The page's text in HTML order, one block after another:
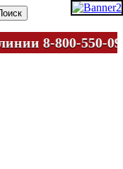
линии8-800-550-